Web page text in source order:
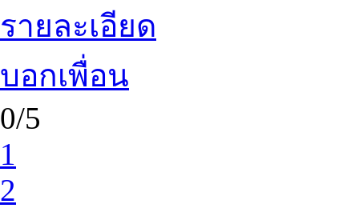
รายละเอียด
บอกเพื่อน
0/5
1
2